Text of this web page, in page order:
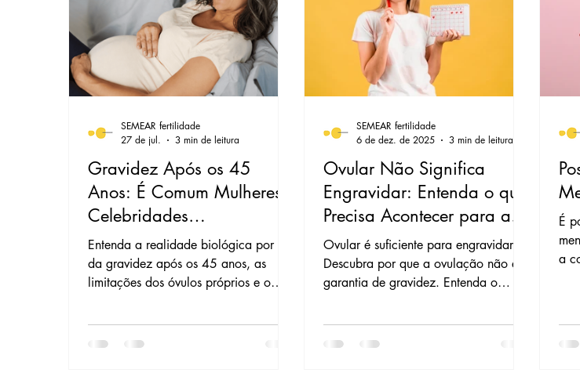
Azoospermia Congelamento de Embriões Teste de Gravidez
Transferência Embriões Congelados Útero de Substituição
Biópsia Embrionária Estimulação Ovariana Fertilização in
Classificação Embrionária Hidrossalpinge Miomas
Gravidez Após os 45
Anos: É Comum Mulheres e
Celebridades
Engravidarem Facilmente
com Óvulos Próprios?
Entenda a realidade biológica por trás
da gravidez após os 45 anos, as
limitações dos óvulos próprios e o
SEMEAR fertilidade
27 de jul.
3 min de leitura
Ovular Não Significa
Engravidar: Entenda o que
Precisa Acontecer para a
Concepção
Ovular é suficiente para engravidar?
Descubra por que a ovulação não é
garantia de gravidez. Entenda o
os fatores essenciais para o sucesso na
SEMEAR fertilidade.
SEMEAR fertilidade
6 de dez. de 2025
3 min de leitura
É
a